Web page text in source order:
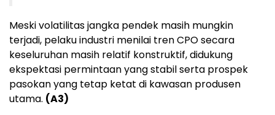
Meski volatilitas jangka pendek masih mungkin
terjadi, pelaku industri menilai tren CPO secara
keseluruhan masih relatif konstruktif, didukung
ekspektasi permintaan yang stabil serta prospek
pasokan yang tetap ketat di kawasan produsen
utama. (A3)